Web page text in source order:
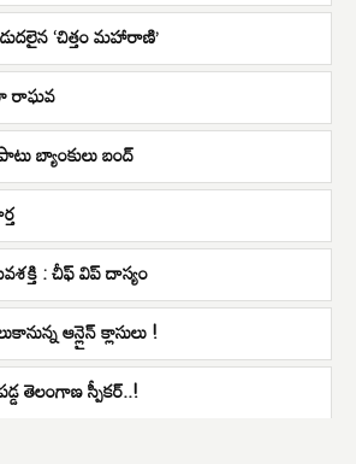
‘చిత్తం మహారాణి’
రాఘవ
బ్యాంకులు బంద్
: చీఫ్ విప్ దాస్యం
ఆన్లైన్ క్లాసులు !
తెలంగాణ స్పీకర్..!